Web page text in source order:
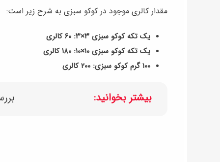
مقدار کالری موجود در کوکو سبزی به شرح زیر است:
یک تکه کوکو سبزی ۳×۳: ۶۰ کالری
یک تکه کوکو سبزی ۱۰×۱۰: ۱۸۰ کالری
۱۰۰ گرم کوکو سبزی: ۲۰۰ کالری
بیشتر بخوانید: